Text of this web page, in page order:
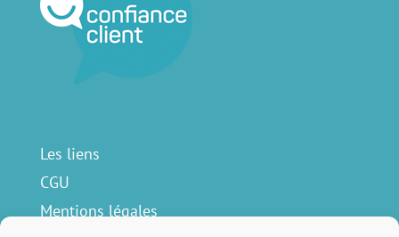
Les liens
CGU
Mentions légales